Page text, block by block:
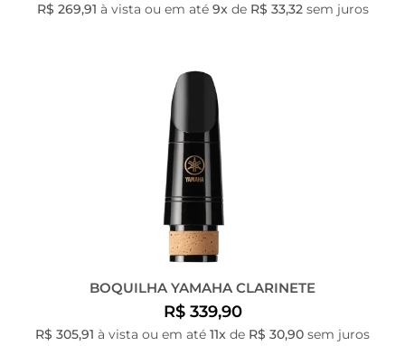
R$ 269,91 à vista ou em até 9xde R$ 33,32sem juros
BOQUILHA YAMAHA CLARINETE
R$ 339,90
R$ 305,91 à vista ou em até 11x de R$ 30,90 sem juros